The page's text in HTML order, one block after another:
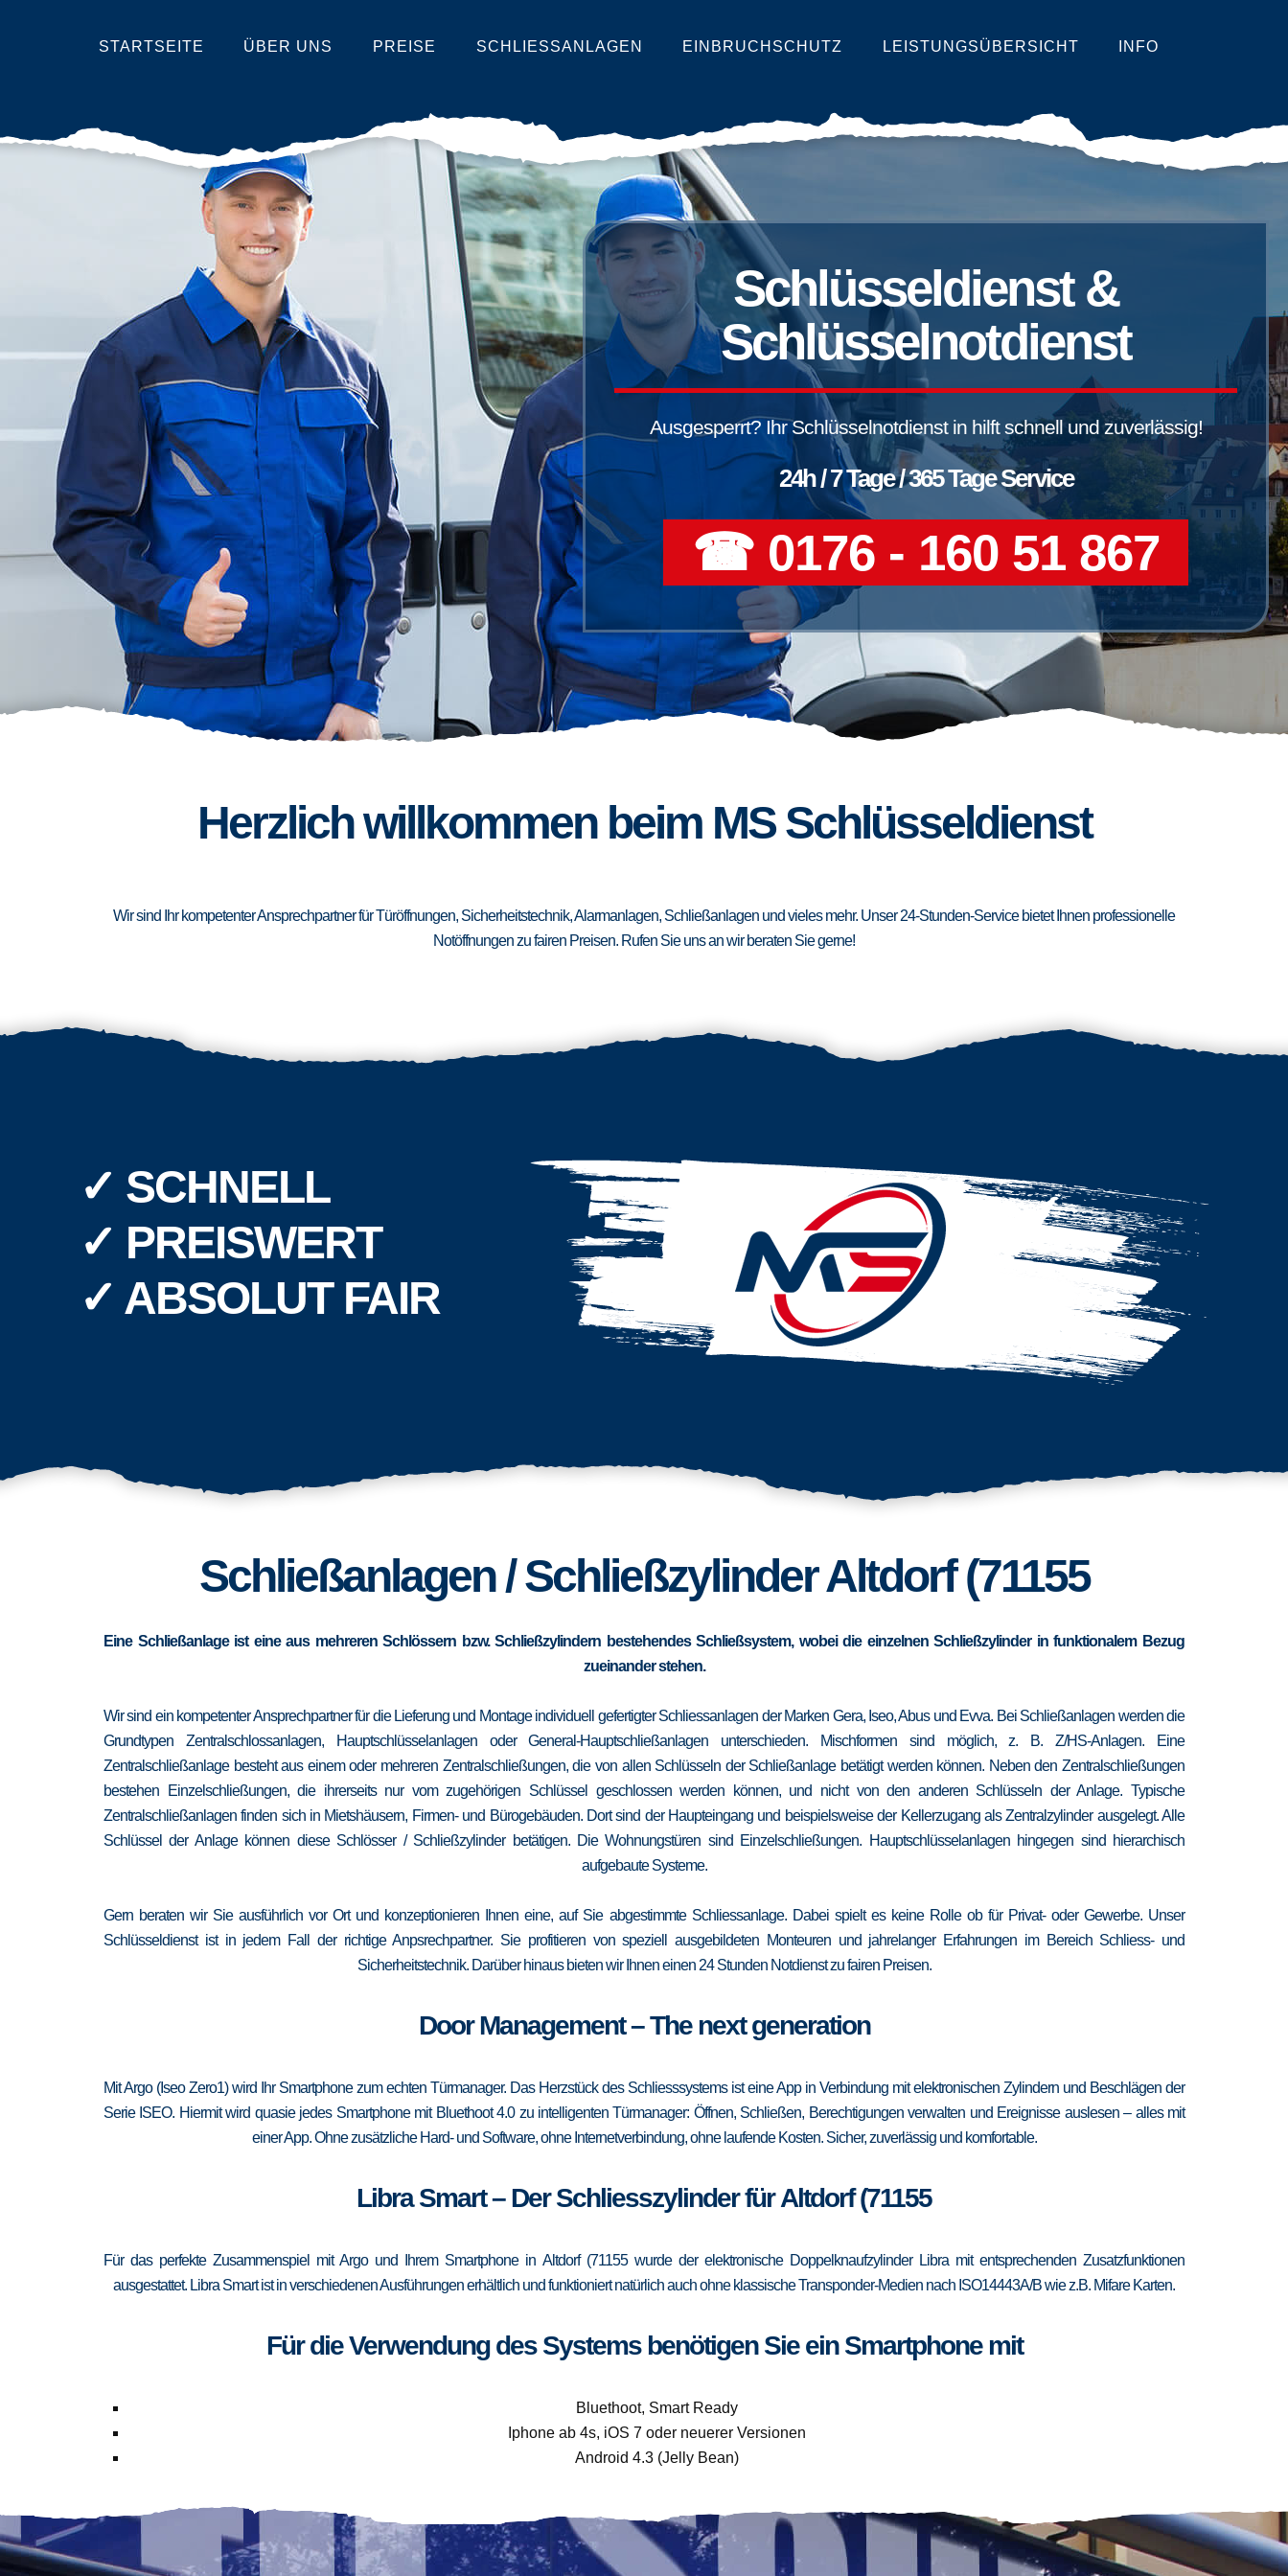
STARTSEITE ÜBER UNS PREISE SCHLIESSANLAGEN EINBRUCHSCHUTZ LEISTUNGSÜBERSICHT INFO
Schlüsseldienst &
Schlüsselnotdienst
Ausgesperrt? Ihr Schlüsselnotdienst in hilft schnell und zuverlässig!
24h / 7 Tage / 365 Tage Service
☎ 0176 - 160 51 867
Herzlich willkommen beim MS Schlüsseldienst
Wir sind Ihr kompetenter Ansprechpartner für Türöffnungen, Sicherheitstechnik, Alarmanlagen, Schließanlagen und vieles mehr. Unser 24-Stunden-Service bietet Ihnen professionelle
Notöffnungen zu fairen Preisen. Rufen Sie uns an wir beraten Sie gerne!
✓ SCHNELL
✓ PREISWERT
✓ ABSOLUT FAIR
Schließanlagen / Schließzylinder Altdorf (71155
Eine Schließanlage ist eine aus mehreren Schlössern bzw. Schließzylindern bestehendes Schließsystem, wobei die einzelnen Schließzylinder in funktionalem Bezug
zueinander stehen.
Wir sind ein kompetenter Ansprechpartner für die Lieferung und Montage individuell gefertigter Schliessanlagen der Marken Gera, Iseo, Abus und Evva. Bei Schließanlagen werden die
Grundtypen Zentralschlossanlagen, Hauptschlüsselanlagen oder General-Hauptschließanlagen unterschieden. Mischformen sind möglich, z. B. Z/HS-Anlagen. Eine
Zentralschließanlage besteht aus einem oder mehreren Zentralschließungen, die von allen Schlüsseln der Schließanlage betätigt werden können. Neben den Zentralschließungen
bestehen Einzelschließungen, die ihrerseits nur vom zugehörigen Schlüssel geschlossen werden können, und nicht von den anderen Schlüsseln der Anlage. Typische
Zentralschließanlagen finden sich in Mietshäusern, Firmen- und Bürogebäuden. Dort sind der Haupteingang und beispielsweise der Kellerzugang als Zentralzylinder ausgelegt. Alle
Schlüssel der Anlage können diese Schlösser / Schließzylinder betätigen. Die Wohnungstüren sind Einzelschließungen. Hauptschlüsselanlagen hingegen sind hierarchisch
aufgebaute Systeme.
Gern beraten wir Sie ausführlich vor Ort und konzeptionieren Ihnen eine, auf Sie abgestimmte Schliessanlage. Dabei spielt es keine Rolle ob für Privat- oder Gewerbe. Unser
Schlüsseldienst ist in jedem Fall der richtige Anpsrechpartner. Sie profitieren von speziell ausgebildeten Monteuren und jahrelanger Erfahrungen im Bereich Schliess- und
Sicherheitstechnik. Darüber hinaus bieten wir Ihnen einen 24 Stunden Notdienst zu fairen Preisen.
Door Management – The next generation
Mit Argo (Iseo Zero1) wird Ihr Smartphone zum echten Türmanager. Das Herzstück des Schliesssystems ist eine App in Verbindung mit elektronischen Zylindern und Beschlägen der
Serie ISEO. Hiermit wird quasie jedes Smartphone mit Bluethoot 4.0 zu intelligenten Türmanager: Öffnen, Schließen, Berechtigungen verwalten und Ereignisse auslesen – alles mit
einer App. Ohne zusätzliche Hard- und Software, ohne Internetverbindung, ohne laufende Kosten. Sicher, zuverlässig und komfortable.
Libra Smart – Der Schliesszylinder für Altdorf (71155
Für das perfekte Zusammenspiel mit Argo und Ihrem Smartphone in Altdorf (71155 wurde der elektronische Doppelknaufzylinder Libra mit entsprechenden Zusatzfunktionen
ausgestattet. Libra Smart ist in verschiedenen Ausführungen erhältlich und funktioniert natürlich auch ohne klassische Transponder-Medien nach ISO14443A/B wie z.B. Mifare Karten.
Für die Verwendung des Systems benötigen Sie ein Smartphone mit
Bluethoot, Smart Ready
Iphone ab 4s, iOS 7 oder neuerer Versionen
Android 4.3 (Jelly Bean)